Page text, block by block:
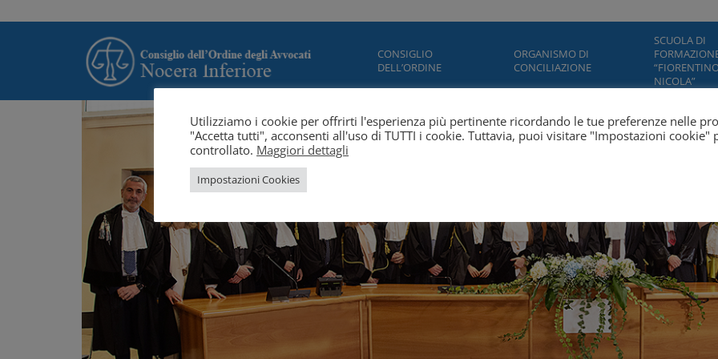
CONSIGLIO
DELL’ORDINE
ORGANISMO DI
CONCILIAZIONE
SCUOLA DI
NICOLA”
Utilizziamo i cookie per offrirti l'esperienza più pertinente ricordando le tue preferenze nelle
"Accetta tutti", acconsenti all'uso di TUTTI i cookie. Tuttavia, puoi visitare "Impostazioni cookie"
controllato. Maggiori dettagli
Impostazioni Cookies